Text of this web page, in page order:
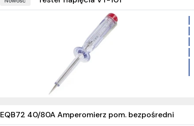
EQB72 40/80A Amperomierz pom. bezpośredni